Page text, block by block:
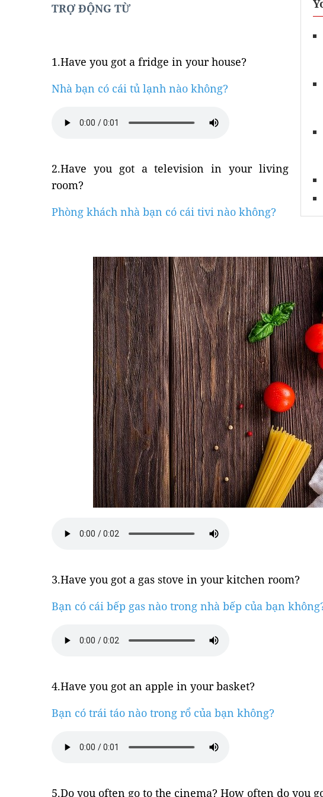
TRỢ ĐỘNG TỪ
1.Have you got a fridge in your house?
Nhà bạn có cái tủ lạnh nào không?
2.Have you got a television in your living
room?
Phòng khách nhà bạn có cái tivi nào không?
3.Have you got a gas stove in your kitchen room?
Bạn có cái bếp gas nào trong nhà bếp của bạn
4.Have you got an apple in your basket?
Bạn có trái táo nào trong rổ của bạn không?
5.Do you often go to the cinema? How often do you